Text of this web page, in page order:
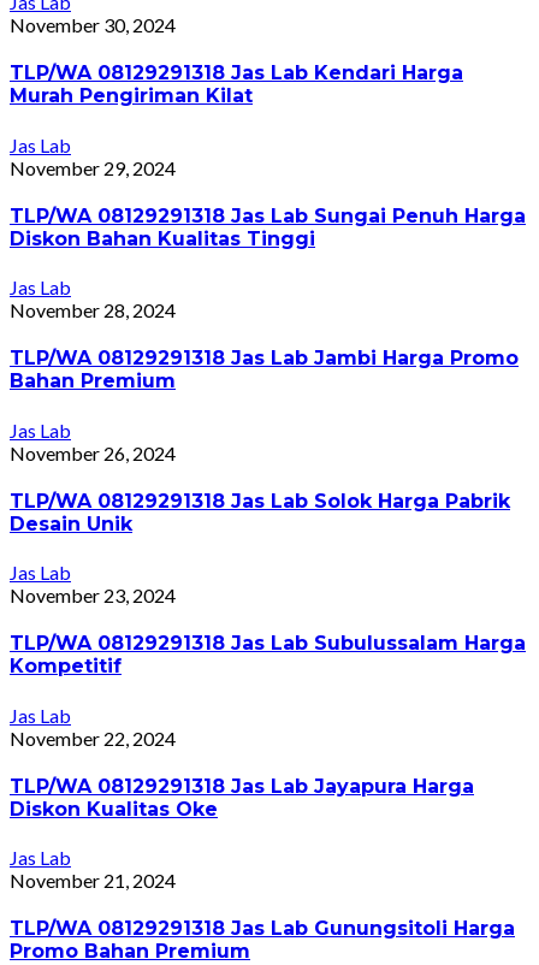
November 30, 2024
TLP/WA 08129291318 Jas Lab Kendari Harga
Murah Pengiriman Kilat
Jas Lab
November 29, 2024
TLP/WA 08129291318 Jas Lab Sungai Penuh Harga
Diskon Bahan Kualitas Tinggi
Jas Lab
November 28, 2024
TLP/WA 08129291318 Jas Lab Jambi Harga Promo
Bahan Premium
Jas Lab
November 26, 2024
TLP/WA 08129291318 Jas Lab Solok Harga Pabrik
Desain Unik
Jas Lab
November 23, 2024
TLP/WA 08129291318 Jas Lab Subulussalam Harga
Kompetitif
Jas Lab
November 22, 2024
TLP/WA 08129291318 Jas Lab Jayapura Harga
Diskon Kualitas Oke
Jas Lab
November 21, 2024
TLP/WA 08129291318 Jas Lab Gunungsitoli Harga
Promo Bahan Premium